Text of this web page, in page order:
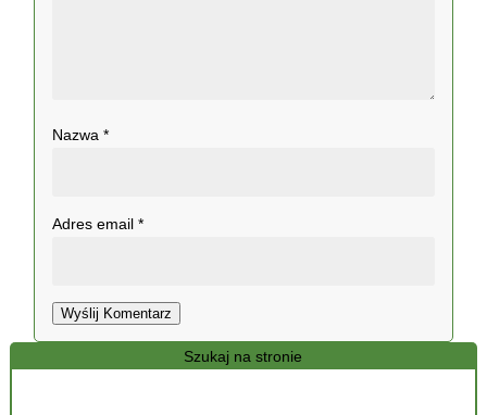
Szukaj na stronie
Nazwa*
Adres email*
Wyślij Komentarz